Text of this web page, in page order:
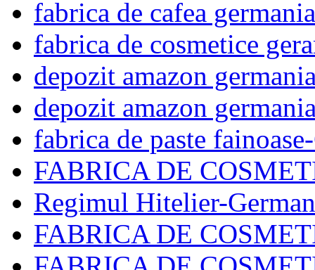
fabrica de cafea germania
fabrica de cosmetice
depozit amazon
depozit amazon
fabrica de paste
FABRICA DE
Regimul Hitelier-
FABRICA DE